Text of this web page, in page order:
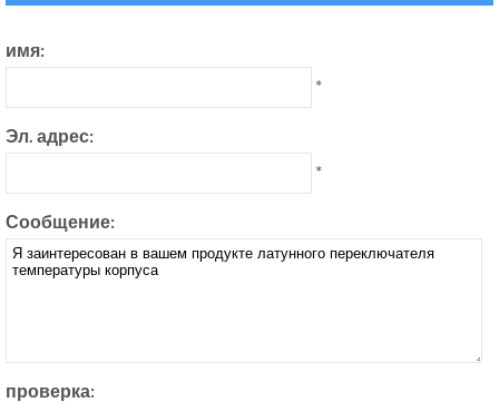
имя:
*
Эл. адрес:
*
Сообщение:
проверка: